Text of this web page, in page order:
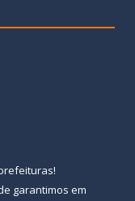
!
garantimos em